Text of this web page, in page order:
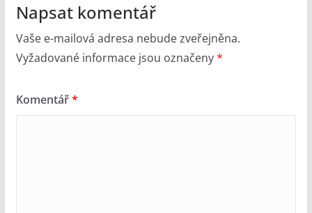
Napsat komentář
Vaše e-mailová adresa nebude zveřejněna.
Vyžadované informace jsou označeny*
Komentář*